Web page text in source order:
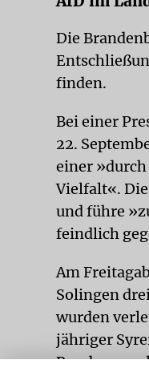
Die
finden.
Bei einer
22.
einer »durch
Vielfalt«.
und führe
feindlich
Am
Solingen
wurden
jähriger